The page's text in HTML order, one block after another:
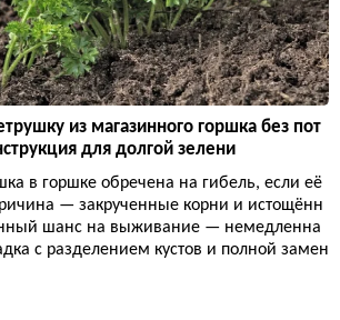
из магазинного горшка без пот
для долгой зелени
в горшке обречена на гибель, если её
— закрученные корни и истощённ
шанс на выживание — немедленна
с разделением кустов и полной замен